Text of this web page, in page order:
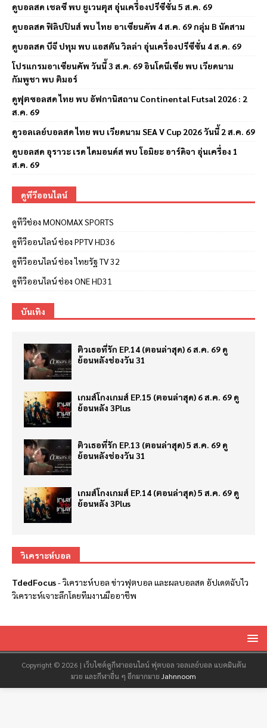
ดูบอลสด เชลซี พบ ยูเวนตุส อุ่นเครื่องปรีซีซั่น 5 ส.ค. 69
ดูบอลสด ฟิลิปปินส์ พบ ไทย อาเซียนคัพ 4 ส.ค. 69 กลุ่ม B นัดสาม
ดูบอลสด บีจี ปทุม พบ แอสตัน วิลล่า อุ่นเครื่องปรีซีซั่น 4 ส.ค. 69
โปรแกรมอาเซียนคัพ วันนี้ 3 ส.ค. 69 อินโดนีเซีย พบ เวียดนาม
กัมพูชา พบ ติมอร์
ดูฟุตซอลสด ไทย พบ อัฟกานิสถาน Continental Futsal 2026 : 2
ส.ค. 69
ดูวอลเลย์บอลสด ไทย พบ เวียดนาม SEA V Cup 2026 วันนี้ 2 ส.ค. 69
ดูบอลสด อุราวะ เรด ไดมอนด์ส พบ โอมิยะ อาร์ดิจา อุ่นเครื่อง 1
ส.ค. 69
ดูทีวีออนไลน์
ดูทีวีช่อง MONOMAX SPORTS
ดูทีวีออนไลน์ ช่อง PPTV HD36
ดูทีวีออนไลน์ ช่อง ไทยรัฐ TV 32
ดูทีวีออนไลน์ ช่อง ONE HD31
บันเทิง
ติวเธอที่รัก EP.14 (ตอนล่าสุด) 6 ส.ค. 69 ดู
ย้อนหลังช่องวัน 31
เกมส์โกงเกมส์ EP.15 (ตอนล่าสุด) 6 ส.ค. 69 ดู
ย้อนหลัง 3Plus
ติวเธอที่รัก EP.13 (ตอนล่าสุด) 5 ส.ค. 69 ดู
ย้อนหลังช่องวัน 31
เกมส์โกงเกมส์ EP.14 (ตอนล่าสุด) 5 ส.ค. 69 ดู
ย้อนหลัง 3Plus
วิเคราะห์บอล
TdedFocus-วิเคราะห์บอล ข่าวฟุตบอล และผลบอลสด อัปเดตฉับไว
วิเคราะห์เจาะลึกโดยทีมงานมืออาชีพ
Copyright © 2026 | เว็บไซต์ดูกีฬาออนไลน์ ฟุตบอล วอลเลย์บอล แบดมินตัน
มวย และกีฬาอื่น ๆ อีกมากมาย Jahnnoom